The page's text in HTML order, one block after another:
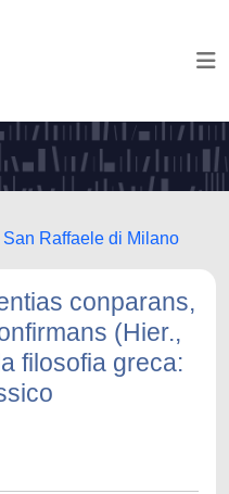
Raffaele di Milano
conparans,
(Hier.,
filosofia greca: